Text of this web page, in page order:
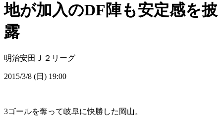
地が加入のDF陣も安定感を披
露
明治安田Ｊ２リーグ
2015/3/8 (日) 19:00
3ゴールを奪って岐阜に快勝した岡山。